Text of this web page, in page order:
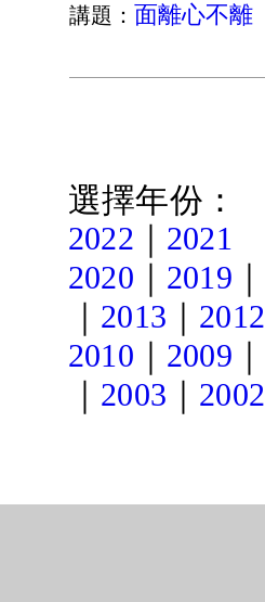
講題： 面離心不離
選擇年份：
2022
2021
2020
2019
2013 2012
2010
2009
2003 2002